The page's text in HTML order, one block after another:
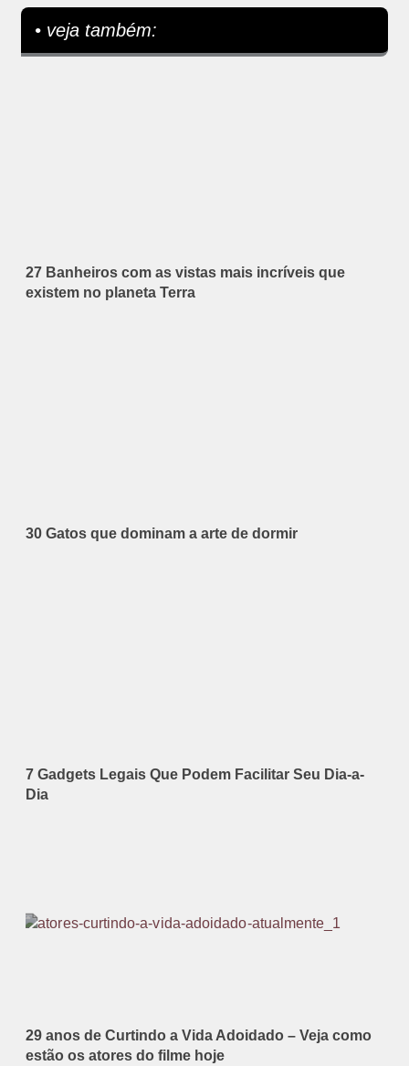
• veja também:
27 Banheiros com as vistas mais incríveis que
existem no planeta Terra
30 Gatos que dominam a arte de dormir
7 Gadgets Legais Que Podem Facilitar Seu Dia-a-
Dia
29 anos de Curtindo a Vida Adoidado – Veja como
estão os atores do filme hoje